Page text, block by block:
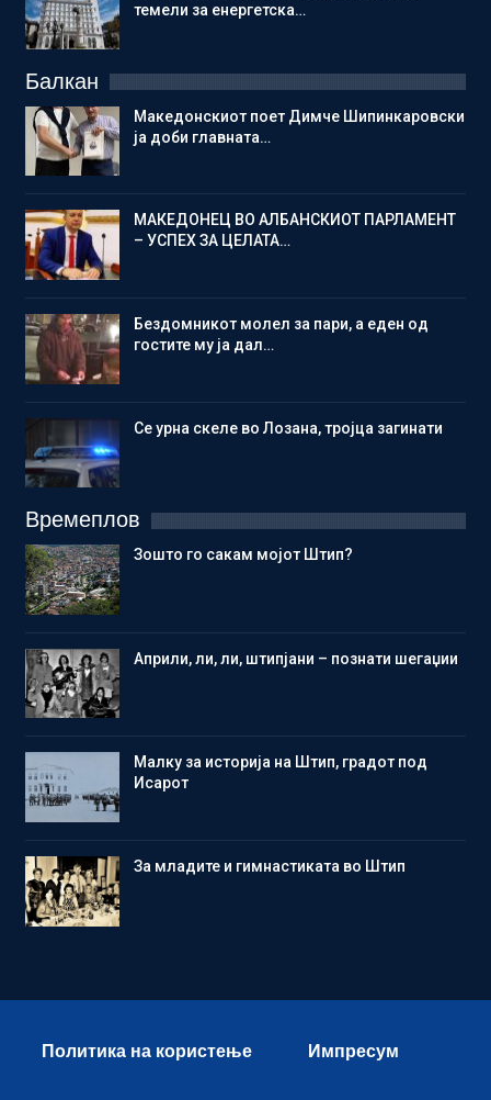
темели за енергетска…
Балкан
Македонскиот поет Димче Шипинкаровски
ја доби главната…
МАКЕДОНЕЦ ВО АЛБАНСКИОТ ПАРЛАМЕНТ
– УСПЕХ ЗА ЦЕЛАТА…
Бездомникот молел за пари, а еден од
гостите му ја дал…
Се урна скеле во Лозана, тројца загинати
Времеплов
Зошто го сакам мојот Штип?
Aприли, ли, ли, штипјани – познати шегаџии
Малку за историја на Штип, градот под
Исарот
Зa младите и гимнастиката во Штип
Политика на користење Импресум